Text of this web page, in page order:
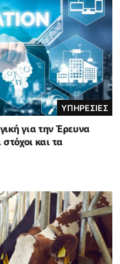
ΥΠΗΡΕΣΙΕΣ
για την Έρευνα
και τα